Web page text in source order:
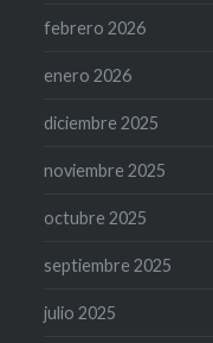
febrero 2026
enero 2026
diciembre 2025
noviembre 2025
octubre 2025
septiembre 2025
julio 2025